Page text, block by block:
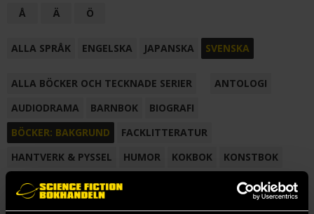
Å
Ä Ö
ALLA SPRÅK ENGELSKA JAPANSKA SVENSKA
ALLA BÖCKER OCH TECKNADE SERIER
ANTOLOGI
AUDIODRAMA
BARNBOK
BIOGRAFI
BÖCKER: BAKGRUND
FACKLITTERATUR
HANTVERK & PYSSEL
HUMOR KOKBOK
KONSTBOK
KORTROMAN
LÄROBOK
NOVELL